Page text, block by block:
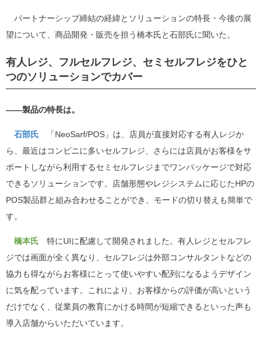
パートナーシップ締結の経緯とソリューションの特長・今後の展
望について、商品開発・販売を担う橋本氏と石部氏に聞いた。
有人レジ、フルセルフレジ、セミセルフレジをひと
つのソリューションでカバー
――製品の特長は。
石部氏 「NeoSarf/POS」は、店員が直接対応する有人レジか
ら、最近はコンビニに多いセルフレジ、さらには店員がお客様をサ
ポートしながら利用するセミセルフレジまでワンパッケージで対応
できるソリューションです。店舗形態やレジシステムに応じたHPの
POS製品群と組み合わせることができ、モードの切り替えも簡単で
す。
橋本氏 特にUIに配慮して開発されました。有人レジとセルフレ
ジでは画面が全く異なり、セルフレジは外部コンサルタントなどの
協力も得ながらお客様にとって使いやすい配列になるようデザイン
に気を配っています。これにより、お客様からの評価が高いという
だけでなく、従業員の教育にかける時間が短縮できるといった声も
導入店舗からいただいています。